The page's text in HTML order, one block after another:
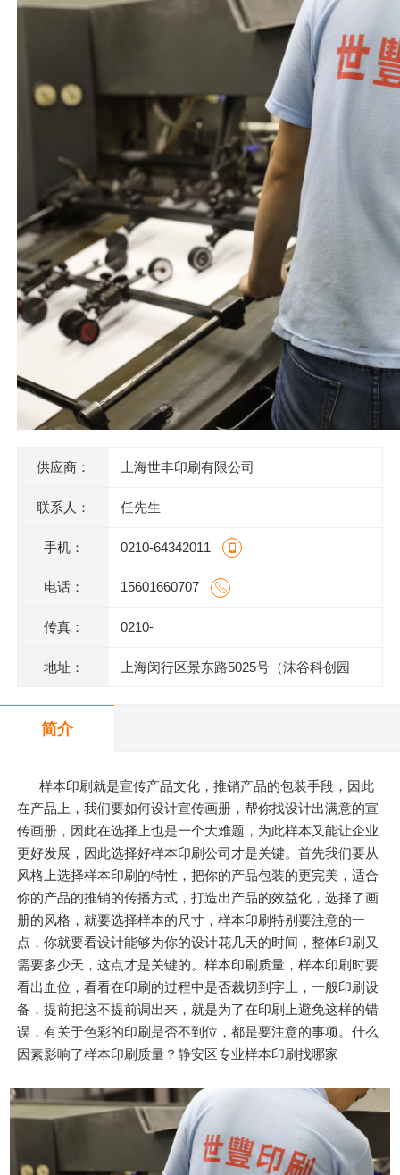
供应商： 上海世丰印刷有限公司
联系人： 任先生
手机： 0210-64342011
电话： 15601660707
传真： 0210-
地址： 上海闵行区景东路5025号（沫谷科创园
简介
样本印刷就是宣传产品文化，推销产品的包装手段，因此
在产品上，我们要如何设计宣传画册，帮你找设计出满意的宣
传画册，因此在选择上也是一个大难题，为此样本又能让企业
更好发展，因此选择好样本印刷公司才是关键。首先我们要从
风格上选择样本印刷的特性，把你的产品包装的更完美，适合
你的产品的推销的传播方式，打造出产品的效益化，选择了画
册的风格，就要选择样本的尺寸，样本印刷特别要注意的一
点，你就要看设计能够为你的设计花几天的时间，整体印刷又
需要多少天，这点才是关键的。样本印刷质量，样本印刷时要
看出血位，看看在印刷的过程中是否裁切到字上，一般印刷设
备，提前把这不提前调出来，就是为了在印刷上避免这样的错
误，有关于色彩的印刷是否不到位，都是要注意的事项。什么
因素影响了样本印刷质量？静安区专业样本印刷找哪家